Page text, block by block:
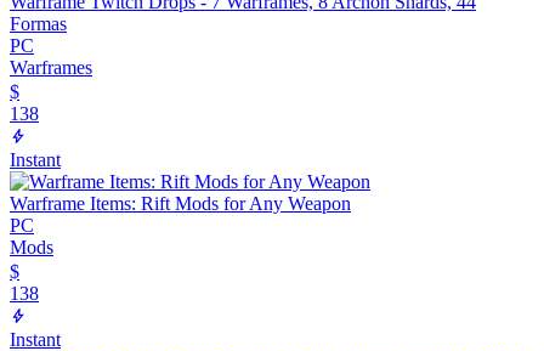
Formas
PC
Warframes
$
138
Instant
Warframe Items: Rift Mods for Any Weapon
PC
Mods
$
138
Instant